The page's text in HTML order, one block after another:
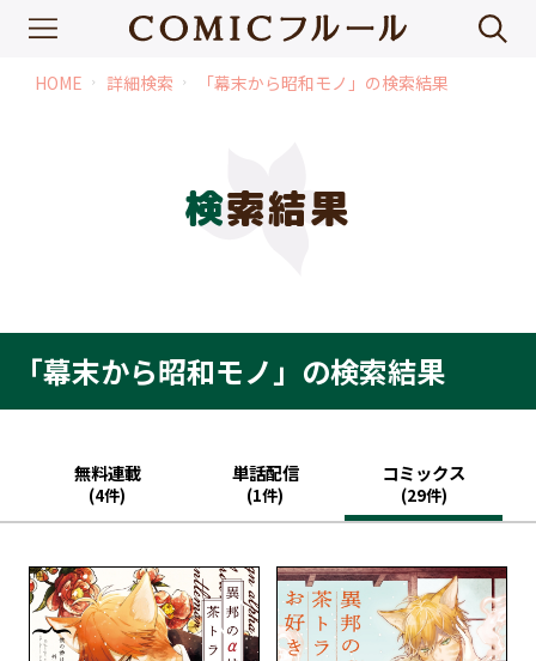
HOME chevron_right 詳細検索 chevron_right 「幕末から昭和モノ」の検索結果
検索結果
「幕末から昭和モノ」の検索結果
無料連載
(4件)
単話配信
(1件)
コミックス
(29件)